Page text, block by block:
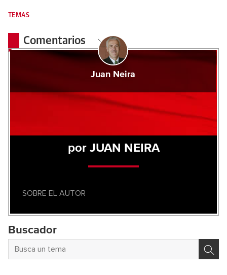
TEMAS
Comentarios
Juan Neira
por JUAN NEIRA
SOBRE EL AUTOR
Buscador